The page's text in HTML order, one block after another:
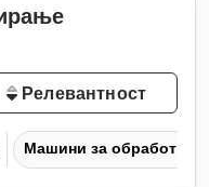
Релевантност
Машини за обработка